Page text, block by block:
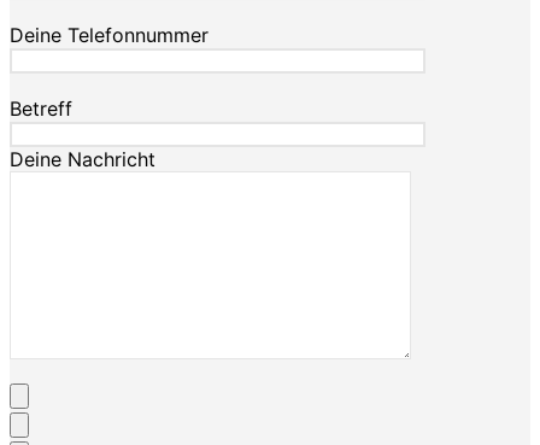
Deine Telefonnummer
Betreff
Deine Nachricht